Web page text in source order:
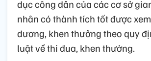
dục công dân của các cơ sở
nhân có thành tích tốt được
dương, khen thưởng theo quy
luật về thi đua, khen thưởng.